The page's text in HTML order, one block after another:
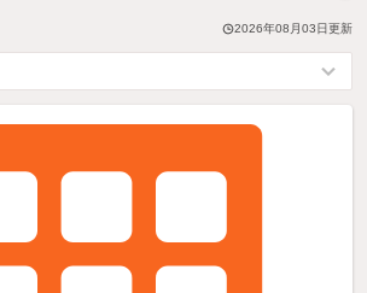
2026年08月03日更新